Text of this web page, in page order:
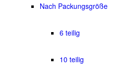
Nach Packungsgröße
6 teilig
10 teilig